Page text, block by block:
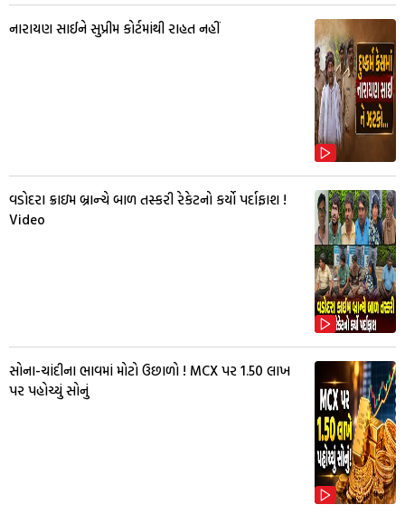
નારાયણ સાઈને સુપ્રીમ કોર્ટમાંથી રાહત નહીં
વડોદરા ક્રાઇમ બ્રાન્ચે બાળ તસ્કરી રેકેટનો કર્યો પર્દાફાશ !
Video
સોના-ચાંદીના ભાવમાં મોટો ઉછાળો ! MCX પર ₹1.50 લાખ
પર પહોચ્યું સોનું